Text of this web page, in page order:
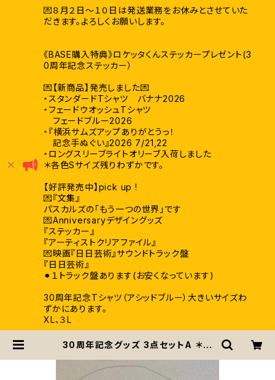
💌８月２日〜１０日は発送業務をお休みとさせていた
だきます。よろしくお願いします。
《BASE購入特典》ロケッタくんステッカープレゼント(3
0周年記念ステッカー）
💌【新商品】発売しました💌
・スタンダードTシャツ バナナ2026
・フェードウオッシュTシャツ
フェードブルー2026
・『横浜サムズアップありがとうっ！
記念手ぬぐい』2026 7/21,22
・ロングスリーブライトオリーブ入荷しました
＊各色Sサイズ残りわずかです。
【好評発売中】pick up !
💌『文集』
パスカルズの「もう一つの世界」です
💌Anniversaryデザイングッズ
『ステッカー』
『アーティストクリアファイル』
💌映画『日日芸術』サウンドトラック盤
『日日芸術』
⚫︎１トラック盤あります(お安くなっています)
30周年記念Tシャツ（アシッドブルー）大きいサイズわ
ずかにあります。
XL、３L
30周年記念グッズ 3点セットA ＊送
ティストクリアファイル』 | pascals
/ パスカルズ